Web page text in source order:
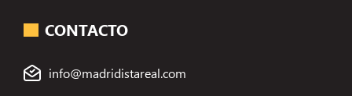
CONTACTO
info@madridistareal.com